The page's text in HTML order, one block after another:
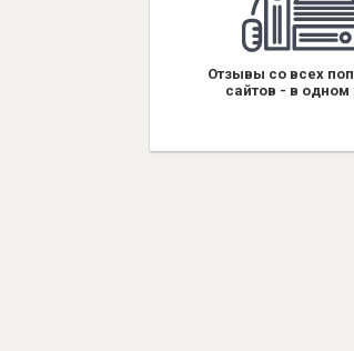
Отзывы со всех
сайтов - в одном